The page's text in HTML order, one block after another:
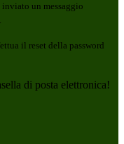
inviato un messaggio
il reset della password
di posta elettronica!